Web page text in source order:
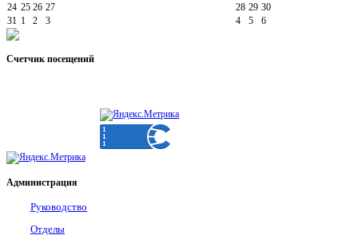
24 25 26 27 28 29 30
31 1 2 3 4 5 6
Счетчик посещений
Администрация
Руководство
Отделы